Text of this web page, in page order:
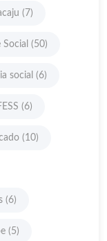
(7)
(50)
social (6)
(6)
(10)
(6)
(5)